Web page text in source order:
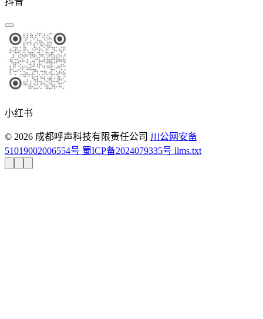
小红书
© 2026 成都呼声科技有限责任公司 川公网安备
51019002006554号 蜀ICP备2024079335号 llms.txt